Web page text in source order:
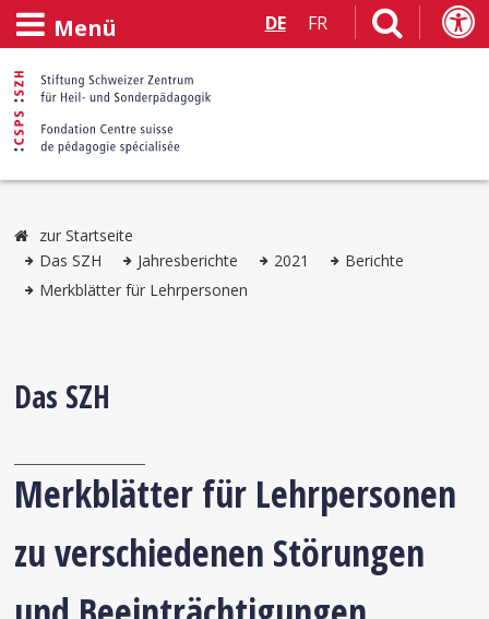
Menü DE FR
zur Startseite
Das SZH
Jahresberichte 2021
Berichte
Merkblätter für Lehrpersonen
Das SZH
Merkblätter für Lehrpersonen
zu verschiedenen Störungen